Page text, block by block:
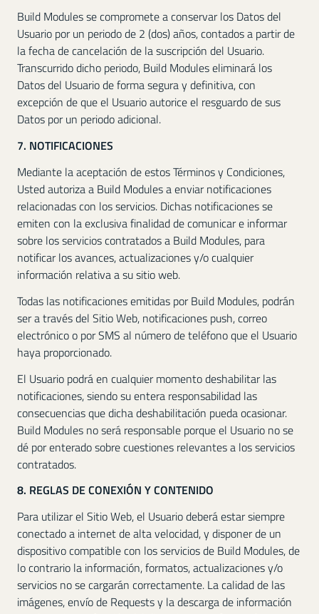
Build Modules se compromete a conservar los Datos del
Usuario por un periodo de 2 (dos) años, contados a partir de
la fecha de cancelación de la suscripción del Usuario.
Transcurrido dicho periodo, Build Modules eliminará los
Datos del Usuario de forma segura y definitiva, con
excepción de que el Usuario autorice el resguardo de sus
Datos por un periodo adicional.
7. NOTIFICACIONES
Mediante la aceptación de estos Términos y Condiciones,
Usted autoriza a Build Modules a enviar notificaciones
relacionadas con los servicios. Dichas notificaciones se
emiten con la exclusiva finalidad de comunicar e informar
sobre los servicios contratados a Build Modules, para
notificar los avances, actualizaciones y/o cualquier
información relativa a su sitio web.
Todas las notificaciones emitidas por Build Modules, podrán
ser a través del Sitio Web, notificaciones push, correo
electrónico o por SMS al número de teléfono que el Usuario
haya proporcionado.
El Usuario podrá en cualquier momento deshabilitar las
notificaciones, siendo su entera responsabilidad las
consecuencias que dicha deshabilitación pueda ocasionar.
Build Modules no será responsable porque el Usuario no se
dé por enterado sobre cuestiones relevantes a los servicios
contratados.
8. REGLAS DE CONEXIÓN Y CONTENIDO
Para utilizar el Sitio Web, el Usuario deberá estar siempre
conectado a internet de alta velocidad, y disponer de un
dispositivo compatible con los servicios de Build Modules, de
lo contrario la información, formatos, actualizaciones y/o
servicios no se cargarán correctamente. La calidad de las
imágenes, envío de Requests y la descarga de información